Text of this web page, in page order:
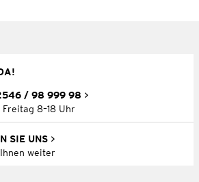
/ 98 999 98
8–18 Uhr
SIE UNS
weiter